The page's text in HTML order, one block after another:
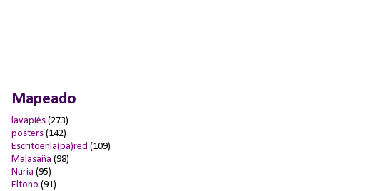
Mapeado
lavapiés (273)
posters (142)
Escritoenla(pa)red (109)
Malasaña (98)
Nuria (95)
Eltono (91)